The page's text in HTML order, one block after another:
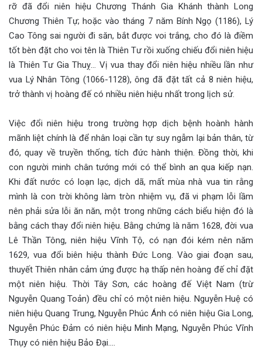
rỡ đã đổi niên hiệu Chương Thánh Gia Khánh thành Long
Chương Thiên Tự; hoặc vào tháng 7 năm Bính Ngọ (1186), Lý
Cao Tông sai người đi săn, bắt được voi trắng, cho đó là điềm
tốt bèn đặt cho voi tên là Thiên Tư rồi xuống chiếu đổi niên hiệu
là Thiên Tư Gia Thuỵ… Vị vua thay đổi niên hiệu nhiều lần như
vua Lý Nhân Tông (1066-1128), ông đã đặt tất cả 8 niên hiệu,
trở thành vị hoàng đế có nhiều niên hiệu nhất trong lịch sử.
Việc đổi niên hiệu trong trường hợp dịch bệnh hoành hành
mãnh liệt chính là để nhân loại cần tự suy ngẫm lại bản thân, từ
đó, quay về truyền thống, tích đức hành thiện. Đồng thời, khi
con người minh chân tướng mới có thể bình an qua kiếp nạn.
Khi đất nước có loạn lạc, dịch dã, mất mùa nhà vua tin rằng
mình là con trời không làm tròn nhiệm vụ, đã vi phạm lỗi lầm
nên phải sửa lỗi ăn năn, một trong những cách biểu hiện đó là
bằng cách thay đổi niên hiệu. Bằng chứng là năm 1628, đời vua
Lê Thần Tông, niên hiệu Vĩnh Tộ, có nạn đói kém nên năm
1629, vua đổi biên hiệu thành Đức Long. Vào giai đoạn sau,
thuyết Thiên nhân cảm ứng được hạ thấp nên hoàng đế chỉ đặt
một niên hiệu. Thời Tây Sơn, các hoàng đế Việt Nam (trừ
Nguyễn Quang Toản) đều chỉ có một niên hiệu. Nguyễn Huệ có
niên hiệu Quang Trung, Nguyễn Phúc Ánh có niên hiệu Gia Long,
Nguyễn Phúc Đảm có niên hiệu Minh Mạng, Nguyễn Phúc Vĩnh
Thụy có niên hiệu Bảo Đại….